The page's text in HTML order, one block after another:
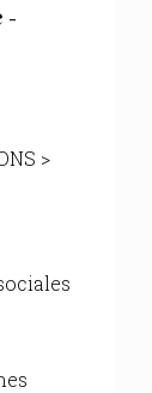
-
>